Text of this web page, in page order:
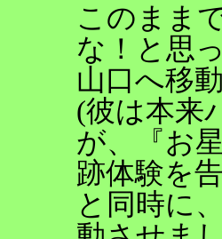
このまま
な！と思
山口へ移動
(彼は本来
が、『お
跡体験を
と同時に